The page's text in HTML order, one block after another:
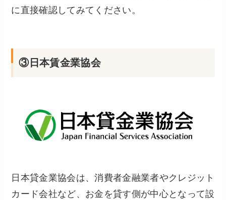
に直接確認してみてください。
③日本賃金業協会
日本貸金業協会は、消費者金融業者やクレジット
カード会社など、お金を貸す側が中心となって設